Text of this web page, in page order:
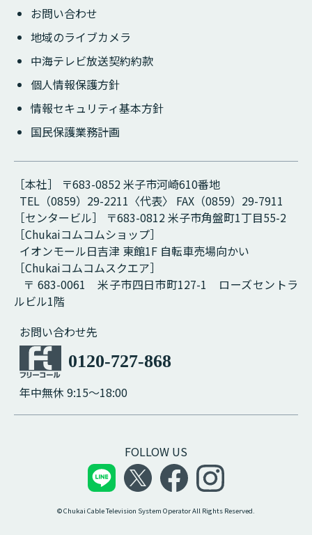
お問い合わせ
地域のライブカメラ
中海テレビ放送契約約款
個人情報保護方針
情報セキュリティ基本方針
国民保護業務計画
［本社］ 〒683-0852 米子市河崎610番地
TEL（0859）29-2211〈代表〉 FAX（0859）29-7911
［センタービル］ 〒683-0812 米子市角盤町1丁目55-2
［Chukaiコムコムショップ］
イオンモール日吉津 東館1F 自転車売場向かい
［Chukaiコムコムスクエア］
〒 683-0061 米子市四日市町127-1 ローズセントラ
ルビル1階
お問い合わせ先
0120-727-868
年中無休 9:15～18:00
FOLLOW US
© Chukai Cable Television System Operator All Rights Reserved.